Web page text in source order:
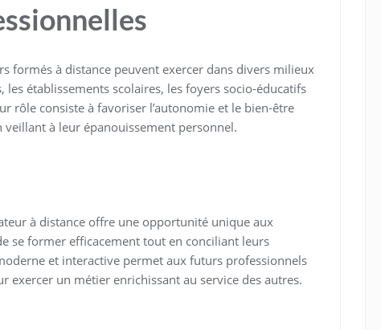
formés à distance peuvent exercer dans divers milieux
les établissements scolaires, les foyers socio-éducatifs
rôle consiste à favoriser l’autonomie et le bien-être
veillant à leur épanouissement personnel.
à distance offre une opportunité unique aux
se former efficacement tout en conciliant leurs
et interactive permet aux futurs professionnels
exercer un métier enrichissant au service des autres.